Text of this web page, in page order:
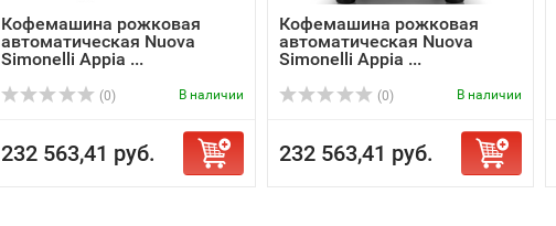
Кофемашина рожковая
автоматическая Nuova
Simonelli Appia ...
(0) В наличии
232 563,41 руб.
Кофемашина рожковая
автоматическая Nuova
Simonelli Appia ...
(0) В наличии
232 563,41 руб.